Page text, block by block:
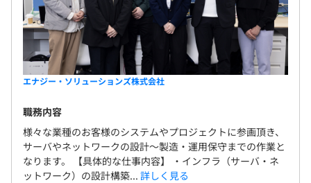
エナジー・ソリューションズ株式会社
職務内容
様々な業種のお客様のシステムやプロジェクトに参画頂き、
サーバやネットワークの設計～製造・運用保守までの作業と
なります。 【具体的な仕事内容】 ・インフラ（サーバ・ネ
ットワーク）の設計構築... 詳しく見る